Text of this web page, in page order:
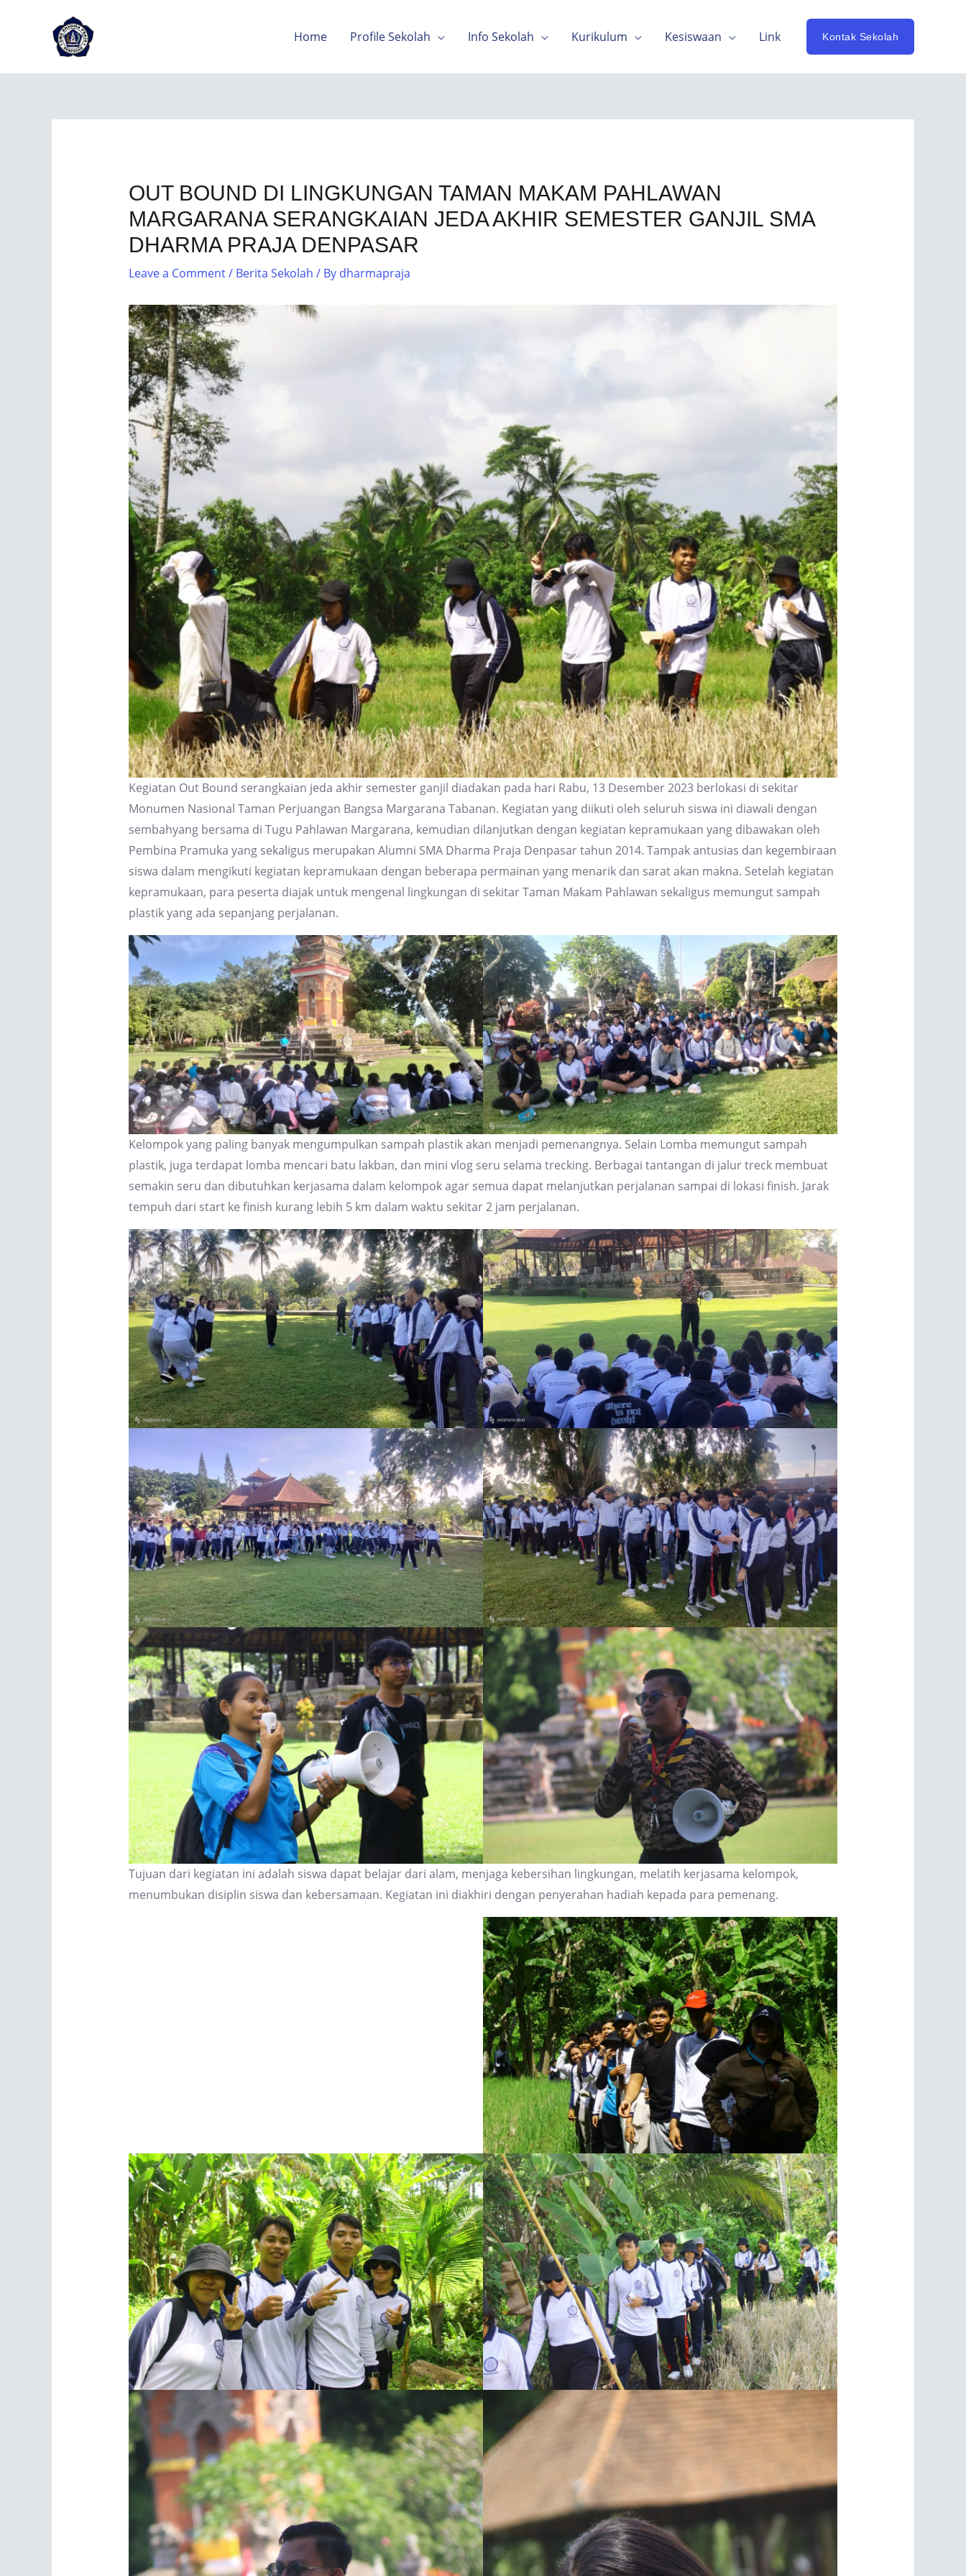
Home Profile Sekolah Info Sekolah Kurikulum Kesiswaan Link Kontak Sekolah
OUT BOUND DI LINGKUNGAN TAMAN MAKAM PAHLAWAN
MARGARANA SERANGKAIAN JEDA AKHIR SEMESTER GANJIL SMA
DHARMA PRAJA DENPASAR
Leave a Comment/ Berita Sekolah / By dharmapraja
Kegiatan Out Bound serangkaian jeda akhir semester ganjil diadakan pada hari Rabu, 13 Desember 2023 berlokasi di sekitar
Monumen Nasional Taman Perjuangan Bangsa Margarana Tabanan. Kegiatan yang diikuti oleh seluruh siswa ini diawali dengan
sembahyang bersama di Tugu Pahlawan Margarana, kemudian dilanjutkan dengan kegiatan kepramukaan yang dibawakan oleh
Pembina Pramuka yang sekaligus merupakan Alumni SMA Dharma Praja Denpasar tahun 2014. Tampak antusias dan kegembiraan
siswa dalam mengikuti kegiatan kepramukaan dengan beberapa permainan yang menarik dan sarat akan makna. Setelah kegiatan
kepramukaan, para peserta diajak untuk mengenal lingkungan di sekitar Taman Makam Pahlawan sekaligus memungut sampah
plastik yang ada sepanjang perjalanan.
Kelompok yang paling banyak mengumpulkan sampah plastik akan menjadi pemenangnya. Selain Lomba memungut sampah
plastik, juga terdapat lomba mencari batu lakban, dan mini vlog seru selama trecking. Berbagai tantangan di jalur treck membuat
semakin seru dan dibutuhkan kerjasama dalam kelompok agar semua dapat melanjutkan perjalanan sampai di lokasi finish. Jarak
tempuh dari start ke finish kurang lebih 5 km dalam waktu sekitar 2 jam perjalanan.
Tujuan dari kegiatan ini adalah siswa dapat belajar dari alam, menjaga kebersihan lingkungan, melatih kerjasama kelompok,
menumbukan disiplin siswa dan kebersamaan. Kegiatan ini diakhiri dengan penyerahan hadiah kepada para pemenang.